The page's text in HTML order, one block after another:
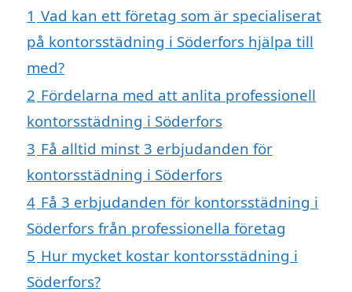
1 Vad kan ett företag som är specialiserat
på kontorsstädning i Söderfors hjälpa till
med?
2 Fördelarna med att anlita professionell
kontorsstädning i Söderfors
3 Få alltid minst 3 erbjudanden för
kontorsstädning i Söderfors
4 Få 3 erbjudanden för kontorsstädning i
Söderfors från professionella företag
5 Hur mycket kostar kontorsstädning i
Söderfors?